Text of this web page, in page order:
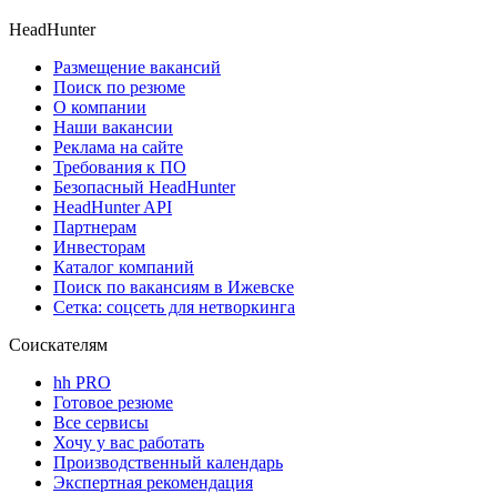
HeadHunter
Размещение вакансий
Поиск по резюме
О компании
Наши вакансии
Реклама на сайте
Требования к ПО
Безопасный HeadHunter
HeadHunter API
Партнерам
Инвесторам
Каталог компаний
Поиск по вакансиям в Ижевске
Сетка: соцсеть для нетворкинга
Соискателям
hh PRO
Готовое резюме
Все сервисы
Хочу у вас работать
Производственный календарь
Экспертная рекомендация